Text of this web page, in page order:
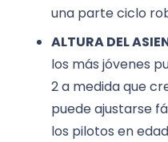
una parte ciclo
ALTURA DEL
los más jóvenes
2 a medida que
puede ajustarse
los pilotos en